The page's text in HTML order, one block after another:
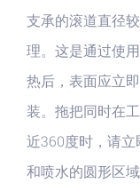
支承的滚道直径
理。这是通过使
热后，表面应立
装。拖把同时在
近360度时，请
和喷水的圆形区